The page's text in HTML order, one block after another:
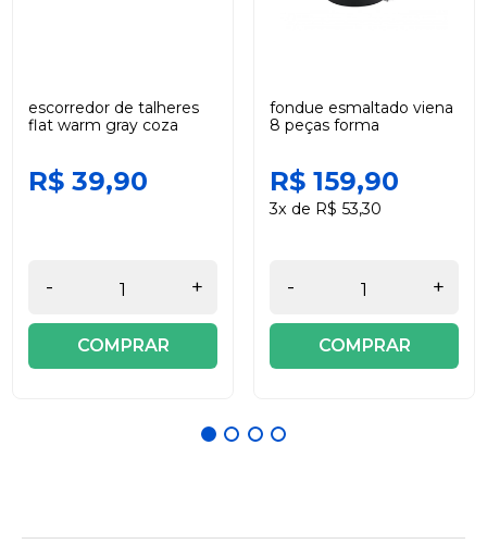
escorredor de talheres
flat warm gray coza
R$ 39,90
- +
COMPRAR
fondue esmaltado viena
8 peças forma
R$ 159,90
3x de R$ 53,30
- +
COMPRAR